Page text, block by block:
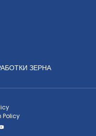
ЗЕРНА
Policy